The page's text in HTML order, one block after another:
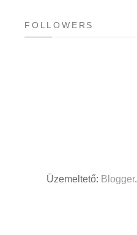
FOLLOWERS
Üzemeltető: Blogger.